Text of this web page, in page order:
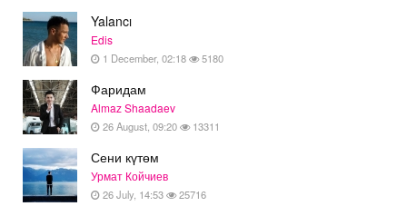
Yalancı
Edis
1 December, 02:18 5180
Фаридам
Almaz Shaadaev
26 August, 09:20 13311
Сени күтөм
Урмат Койчиев
26 July, 14:53 25716